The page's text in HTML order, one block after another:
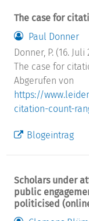
The case for
Paul Donner
Donner, P. (16. Juli
The case for
Abgerufen von
https://
citation-count-
Blogeintrag
Scholars under
public
politicised